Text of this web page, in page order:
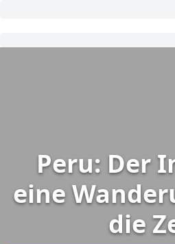
Peru: Der
eine
die